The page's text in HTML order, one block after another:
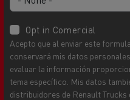
Opt in Comercial
Acepto que al enviar este
conservará mis datos
evaluar la información
tema específico. Mis datos
distribuidores de Renault Trucks